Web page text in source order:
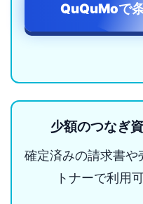
QuQuMoで
少額のつなぎ
確定済みの請求書や
トナーで利用